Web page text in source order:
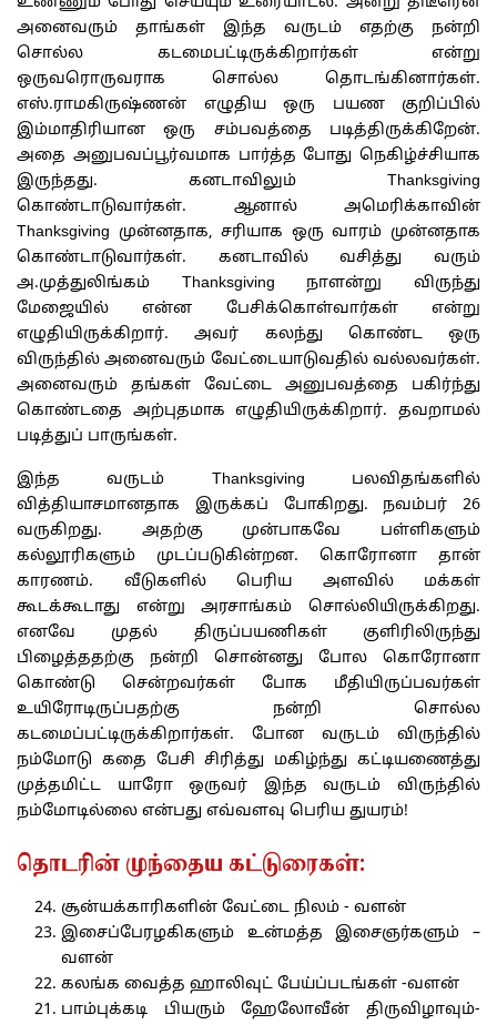
அனைவரும் தாங்கள் இந்த வருடம் எதற்கு நன்றி
சொல்ல கடமைபட்டிருக்கிறார்கள் என்று
ஒருவரொருவராக சொல்ல தொடங்கினார்கள்.
எஸ்.ராமகிருஷ்ணன் எழுதிய ஒரு பயண குறிப்பில்
இம்மாதிரியான ஒரு சம்பவத்தை படித்திருக்கிறேன்.
அதை அனுபவப்பூர்வமாக பார்த்த போது நெகிழ்ச்சியாக
இருந்தது. கனடாவிலும் Thanksgiving
கொண்டாடுவார்கள். ஆனால் அமெரிக்காவின்
Thanksgiving முன்னதாக, சரியாக ஒரு வாரம் முன்னதாக
கொண்டாடுவார்கள். கனடாவில் வசித்து வரும்
அ.முத்துலிங்கம் Thanksgiving நாளன்று விருந்து
மேஜையில் என்ன பேசிக்கொள்வார்கள் என்று
எழுதியிருக்கிறார். அவர் கலந்து கொண்ட ஒரு
விருந்தில் அனைவரும் வேட்டையாடுவதில் வல்லவர்கள்.
அனைவரும் தங்கள் வேட்டை அனுபவத்தை பகிர்ந்து
கொண்டதை அற்புதமாக எழுதியிருக்கிறார். தவறாமல்
படித்துப் பாருங்கள்.
இந்த வருடம் Thanksgiving பலவிதங்களில்
வித்தியாசமானதாக இருக்கப் போகிறது. நவம்பர் 26
வருகிறது. அதற்கு முன்பாகவே பள்ளிகளும்
கல்லூரிகளும் முடப்படுகின்றன. கொரோனா தான்
காரணம். வீடுகளில் பெரிய அளவில் மக்கள்
கூடக்கூடாது என்று அரசாங்கம் சொல்லியிருக்கிறது.
எனவே முதல் திருப்பயணிகள் குளிரிலிருந்து
பிழைத்ததற்கு நன்றி சொன்னது போல கொரோனா
கொண்டு சென்றவர்கள் போக மீதியிருப்பவர்கள்
உயிரோடிருப்பதற்கு நன்றி சொல்ல
கடமைப்பட்டிருக்கிறார்கள். போன வருடம் விருந்தில்
நம்மோடு கதை பேசி சிரித்து மகிழ்ந்து கட்டியணைத்து
முத்தமிட்ட யாரோ ஒருவர் இந்த வருடம் விருந்தில்
நம்மோடில்லை என்பது எவ்வளவு பெரிய துயரம்!
தொடரின் முந்தைய கட்டுரைகள்:
சூன்யக்காரிகளின் வேட்டை நிலம் - வளன்
இசைப்பேரழகிகளும் உன்மத்த இசைஞர்களும் –
வளன்
கலங்க வைத்த ஹாலிவுட் பேய்ப்படங்கள் -வளன்
பாம்புக்கடி பியரும் ஹேலோவீன் திருவிழாவும்-